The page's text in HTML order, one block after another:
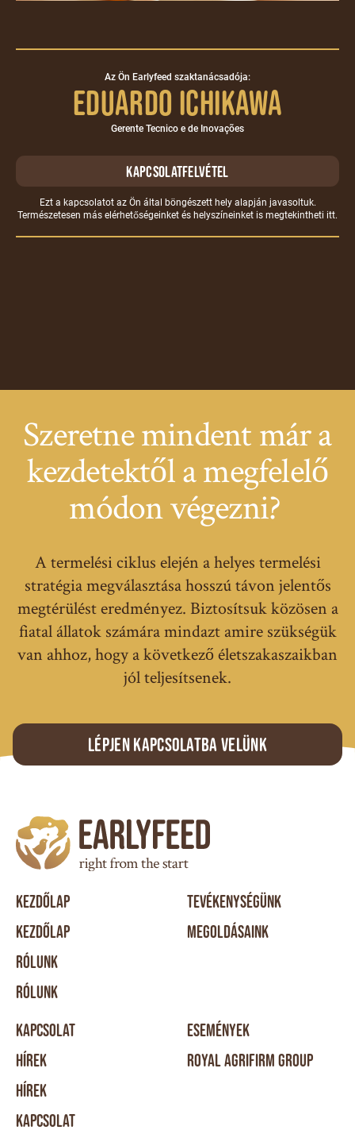
Az Ön Earlyfeed szaktanácsadója:
Eduardo Ichikawa
Gerente Tecnico e de Inovações
kapcsolatfelvétel
Ezt a kapcsolatot az Ön által böngészett hely alapján javasoltuk.
Természetesen más elérhetőségeinket és helyszíneinket is megtekintheti itt.
Szeretne mindent már a
kezdetektől a megfelelő
módon végezni?
A termelési ciklus elején a helyes termelési
stratégia megválasztása hosszú távon jelentős
megtérülést eredményez. Biztosítsuk közösen a
fiatal állatok számára mindazt amire szükségük
van ahhoz, hogy a következő életszakaszaikban
jól teljesítsenek.
Lépjen kapcsolatba velünk
KEZDŐLAP
KEZDŐLAP
RÓLUNK
RÓLUNK
TEVÉKENYSÉGÜNK
MEGOLDÁSAINK
KAPCSOLAT
HÍREK
HÍREK
KAPCSOLAT
ESEMÉNYEK
ROYAL AGRIFIRM GROUP